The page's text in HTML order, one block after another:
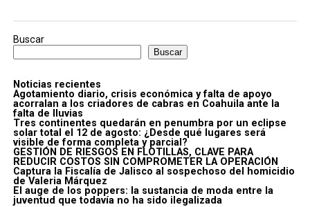
Buscar
Buscar
Noticias recientes
Agotamiento diario, crisis económica y falta de apoyo
acorralan a los criadores de cabras en Coahuila ante la
falta de lluvias
Tres continentes quedarán en penumbra por un eclipse
solar total el 12 de agosto: ¿Desde qué lugares será
visible de forma completa y parcial?
GESTIÓN DE RIESGOS EN FLOTILLAS, CLAVE PARA
REDUCIR COSTOS SIN COMPROMETER LA OPERACIÓN
Captura la Fiscalía de Jalisco al sospechoso del homicidio
de Valeria Márquez
El auge de los poppers: la sustancia de moda entre la
juventud que todavía no ha sido ilegalizada